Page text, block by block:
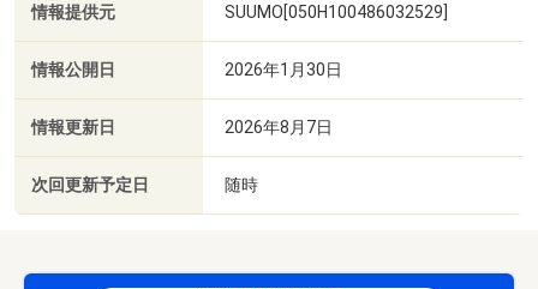
情報提供元 SUUMO[050H100486032529]
情報公開日 2026年1月30日
情報更新日 2026年8月7日
次回更新予定日 随時